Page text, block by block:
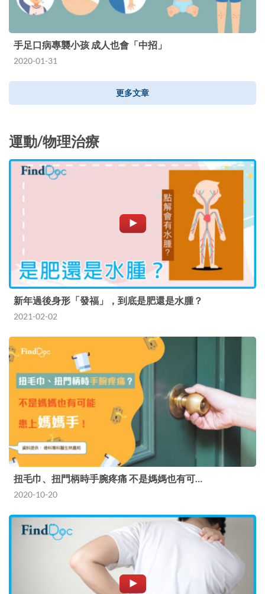
手足口病專襲小孩 成人也會「中招」
2020-01-31
更多文章
運動/物理治療
新年過後身形「發福」，到底是肥還是水腫？
2021-02-02
扭毛巾、扭門柄時手腕疼痛 不是媽媽也有可…
2020-10-20